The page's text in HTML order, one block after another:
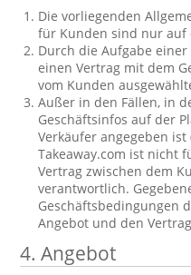
Die vorliegenden
für Kunden sind nur auf
Durch die Aufgabe
einen Vertrag mit dem
vom Kunden
Außer in den Fällen, in
Geschäftsinfos auf der
Verkäufer angegeben
Takeaway.com ist nicht
Vertrag zwischen dem
verantwortlich.
Geschäftsbedingungen
Angebot und den
4. Angebot